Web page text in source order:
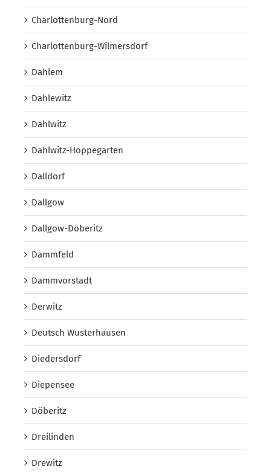
Charlottenburg-Nord
Charlottenburg-Wilmersdorf
Dahlem
Dahlewitz
Dahlwitz
Dahlwitz-Hoppegarten
Dalldorf
Dallgow
Dallgow-Döberitz
Dammfeld
Dammvorstadt
Derwitz
Deutsch Wusterhausen
Diedersdorf
Diepensee
Döberitz
Dreilinden
Drewitz